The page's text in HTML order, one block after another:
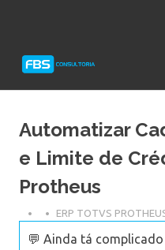
Protheus
Automatizar
e Limite de
Protheus
ERP TOTVS
💬 Ainda tá